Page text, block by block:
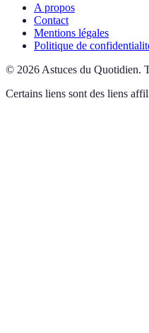
A propos
Contact
Mentions légales
Politique de
© 2026 Astuces du Quotidien.
Certains liens sont des liens